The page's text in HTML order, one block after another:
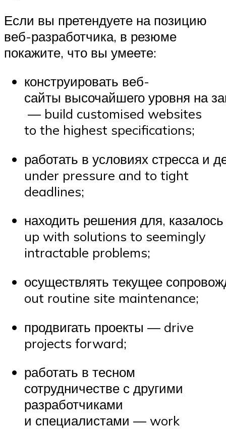
Если вы претендуете на позицию
веб-разработчика, в резюме
покажите, что вы умеете:
конструировать веб-
сайты высочайшего уровня на
— build customised websites
to the highest specifications;
работать в условиях стресса и
under pressure and to tight
deadlines;
находить решения для,
up with solutions to seemingly
intractable problems;
осуществлять текущее
out routine site maintenance;
продвигать проекты — drive
projects forward;
работать в тесном
сотрудничестве с другими
разработчиками
и специалистами — work